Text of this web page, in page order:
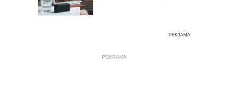
РЕКЛАМА
РЕКЛАМА